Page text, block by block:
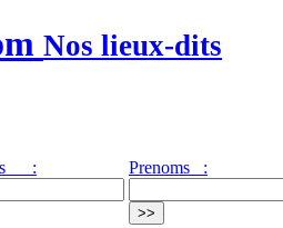
Nos lieux-dits
: Prenoms :